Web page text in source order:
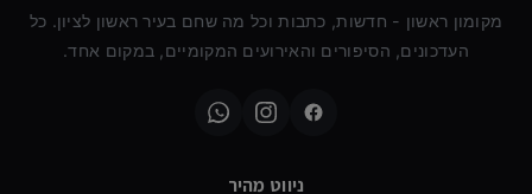
מקומון ראשון - חדשות, כתבות וכל מה שחם בעיר ראשון לציון. כל
העדכונים, הסיפורים והאירועים המקומיים, במקום אחד.
ניווט מהיר